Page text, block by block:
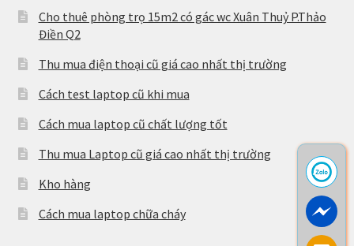
Cho thuê phòng trọ 15m2 có gác wc Xuân Thuỷ P.Thảo
Điền Q2
Thu mua điện thoại cũ giá cao nhất thị trường
Cách test laptop cũ khi mua
Cách mua laptop cũ chất lượng tốt
Thu mua Laptop cũ giá cao nhất thị trường
Kho hàng
Cách mua laptop chữa cháy